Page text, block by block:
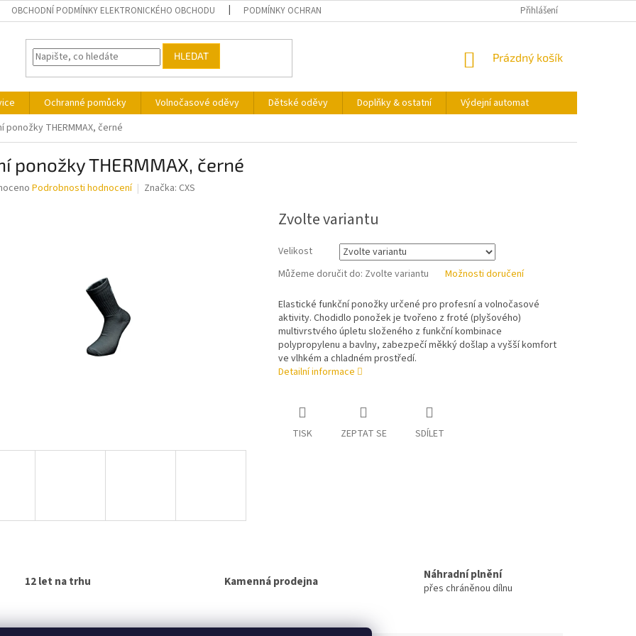
OBCHODNÍ PODMÍNKY ELEKTRONICKÉHO OBCHODU PODMÍNKY OCHRANY OSOBNÍCH ÚDAJŮ VÝDEJNÍ AUTOMAT
Přihlášení
HLEDAT
NÁKUPNÍ
Prázdný košík
Ochranné pomůcky Volnočasové oděvy Dětské oděvy Doplňky & ostatní
Výdejní automat
ponožky THERMMAX, černé
ponožky THERMMAX, černé
Podrobnosti hodnocení Značka: CXS
Zvolte variantu
Velikost
Můžeme doručit do: Zvolte variantu Možnosti doručení
Elastické funkční ponožky určené pro profesní a volnočasové
aktivity. Chodidlo ponožek je tvořeno z froté (plyšového)
multivrstvého úpletu složeného z funkční kombinace
polypropylenu a bavlny, zabezpečí měkký došlap a vyšší komfort
ve vlhkém a chladném prostředí.
Detailní informace
TISK ZEPTAT SE SDÍLET
12 let na trhu Kamenná prodejna Náhradní plnění
přes chráněnou dílnu